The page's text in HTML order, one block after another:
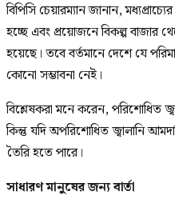
বিপিসি চেয়ারম্যান জানান,
হচ্ছে এবং প্রয়োজনে বিকল্প বাজার
হয়েছে। তবে বর্তমানে দেশে যে
কোনো সম্ভাবনা নেই।
বিশ্লেষকরা মনে করেন, পরিশোধিত
কিন্তু যদি অপরিশোধিত জ্বালানি
তৈরি হতে পারে।
সাধারণ মানুষের জন্য বার্তা